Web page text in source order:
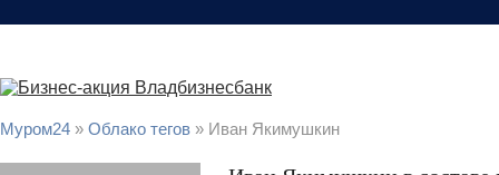
Муром24 » Облако тегов » Иван Якимушкин